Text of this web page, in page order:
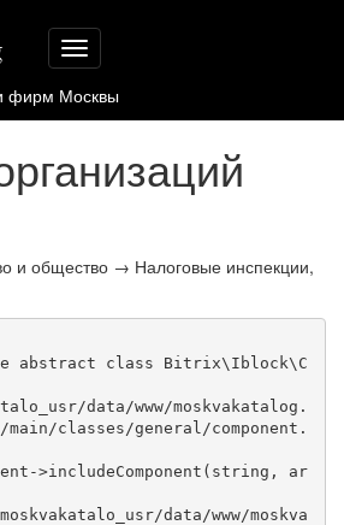
Меню
сайта
фирм Москвы
и общество → Налоговые инспекции,
abstract class Bitrix\Iblock\C
data/www/moskvakatalog.
classes/general/component.
>includeComponent(string, ar